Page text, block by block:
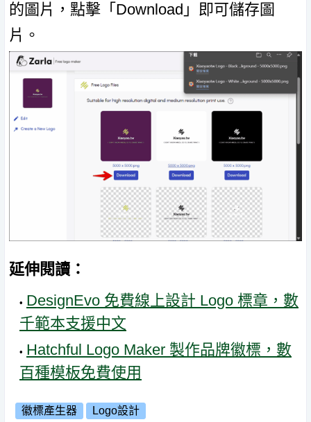
的圖片，點擊「Download」即可儲存圖
片。
延伸閱讀：
DesignEvo 免費線上設計 Logo 標章，數
千範本支援中文
Hatchful Logo Maker 製作品牌徽標，數
百種模板免費使用
徽標產生器 Logo設計